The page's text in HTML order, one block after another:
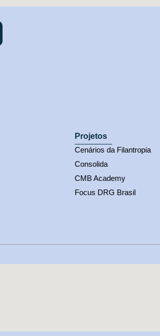
Projetos
Cenários da Filantropia
Consolida
CMB Academy
Focus DRG Brasil